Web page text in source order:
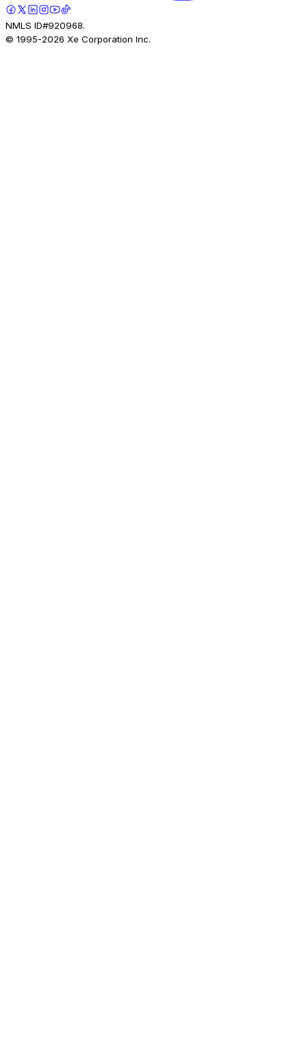
NMLS ID#920968.
© 1995-2026 Xe Corporation Inc.